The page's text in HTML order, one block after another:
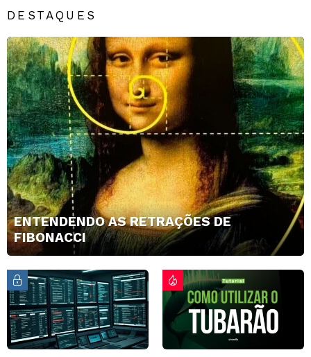
DESTAQUES
ENTENDENDO AS RETRAÇÕES DE
FIBONACCI